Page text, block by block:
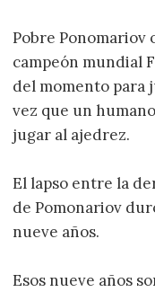
Pobre Ponomariov
campeón mundial
del momento para
vez que un
jugar al ajedrez.
El lapso entre la
de Pomonariov
nueve años.
Esos nueve años